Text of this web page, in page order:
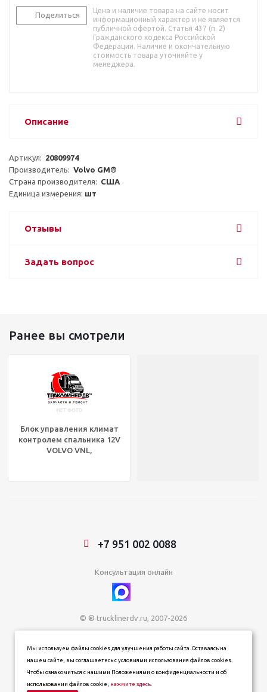
Поделиться
Цена и наличие товара на сайте носит
информационный характер и не является
публичной офертой. Статья 437 (п. 2)
Гражданского кодекса Российской
Федерации. Наличие и окончательную
стоимость товара уточняйте у
менеджера.
Описание
Артикул: 20809974
Производитель: Volvo GM®
Страна производителя: США
Единица измерения: шт
Отзывы
Задать вопрос
Ранее вы смотрели
Блок управления климат
контролем спальника 12V
VOLVO VNL,
+7 951 002 0088
Консультация онлайн
© ® trucklinerdv.ru, 2007-2026
Информация о товарах, ценах и наличии на сайте носит
информационный характер и не является публичной офертой,
ИНН 253612854202
ОГРН 320253600063402
Мы используем файлы cookies для улучшения работы сайта. Оставаясь на
нашем сайте, вы соглашаетесь с условиями использования файлов cookies.
Чтобы ознакомиться с нашими Положениями о конфиденциальности и об
использовании файлов cookie, нажмите здесь.